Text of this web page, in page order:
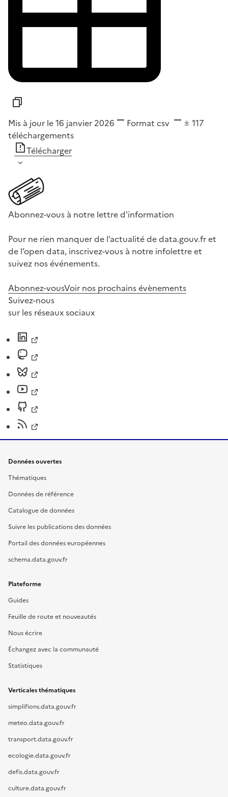
Mis à jour le 16 janvier 2026 Format csv
117
téléchargements
Télécharger
Abonnez-vous à notre lettre d'information
Pour ne rien manquer de l’actualité de data.gouv.fr et
de l’open data, inscrivez-vous à notre infolettre et
suivez nos événements.
Abonnez-vousVoir nos prochains évènements
Suivez-nous
sur les réseaux sociaux
Données ouvertes
Thématiques
Données de référence
Catalogue de données
Suivre les publications des données
Portail des données européennes
schema.data.gouv.fr
Plateforme
Guides
Feuille de route et nouveautés
Nous écrire
Échangez avec la communauté
Statistiques
Verticales thématiques
simplifions.data.gouv.fr
meteo.data.gouv.fr
transport.data.gouv.fr
ecologie.data.gouv.fr
defis.data.gouv.fr
culture.data.gouv.fr